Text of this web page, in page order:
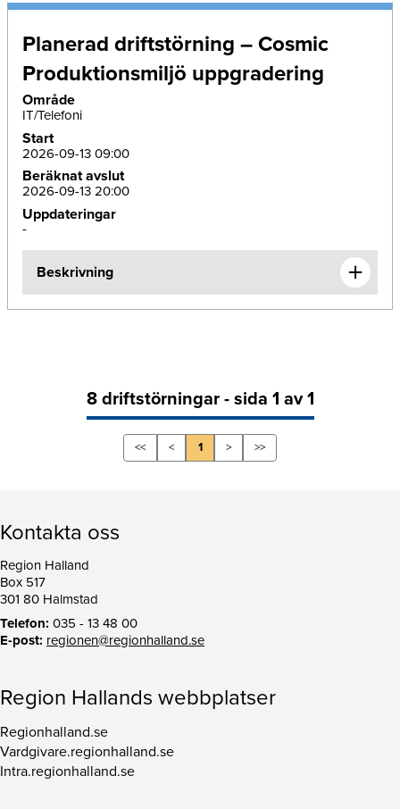
Planerad driftstörning – Cosmic
Produktionsmiljö uppgradering
Område
IT/Telefoni
Start
2026-09-13 09:00
Beräknat avslut
2026-09-13 20:00
Uppdateringar
-
Beskrivning
8 driftstörningar - sida 1 av 1
<< < 1 > >>
Kontakta oss
Region Halland
Box 517
301 80 Halmstad
Telefon: 035 - 13 48 00
E-post: regionen@regionhalland.se
Region Hallands webbplatser
Regionhalland.se
Vardgivare.regionhalland.se
Intra.regionhalland.se